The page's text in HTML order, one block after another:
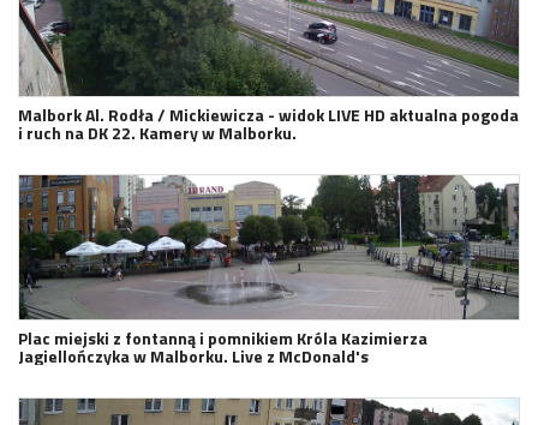
Malbork Al. Rodła / Mickiewicza - widok LIVE HD aktualna pogoda
i ruch na DK 22. Kamery w Malborku.
Plac miejski z fontanną i pomnikiem Króla Kazimierza
Jagiellończyka w Malborku. Live z McDonald's